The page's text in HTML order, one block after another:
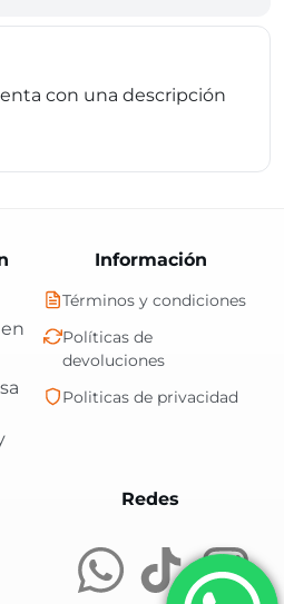
con una descripción
RedesCentral Shop es
Información
Términos y condiciones
Políticas de
devoluciones
Politicas de privacidad